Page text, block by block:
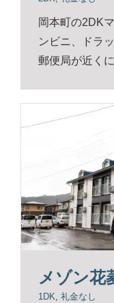
岡本町の2DK
ンビニ、ドラ
郵便局が近く
メゾン花
1DK, 礼金なし